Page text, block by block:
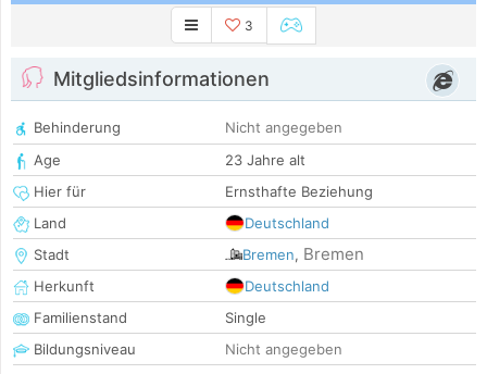
3
Mitgliedsinformationen
Behinderung
Nicht angegeben
Age
23 Jahre alt
Hier für
Ernsthafte Beziehung
Land
Deutschland
Stadt
Bremen, Bremen
Herkunft
Deutschland
Familienstand
Single
Bildungsniveau
Nicht angegeben